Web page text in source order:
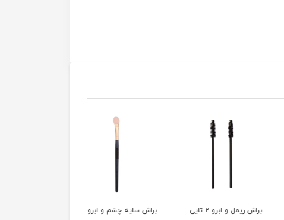
براش ریمل و ابرو ۲ تایی
براش سایه چشم و ابرو